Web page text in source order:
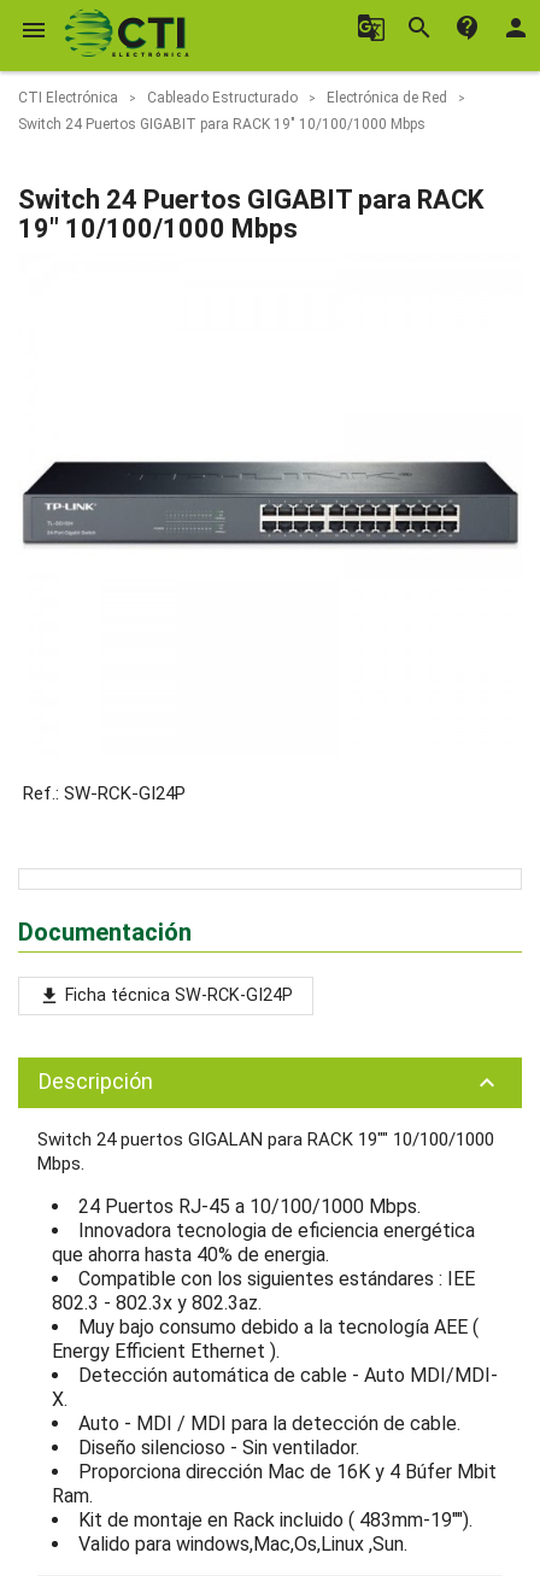
 g_translate search contact_support person
CTI Electrónica Cableado Estructurado
Electrónica de Red
Switch 24 Puertos GIGABIT para RACK 19" 10/100/1000 Mbps
Switch 24 Puertos GIGABIT para RACK
19" 10/100/1000 Mbps
Ref.: SW-RCK-GI24P
Documentación
file_download Ficha técnica SW-RCK-GI24P
Descripción keyboard_arrow_up
Switch 24 puertos GIGALAN para RACK 19"" 10/100/1000
Mbps.
24 Puertos RJ-45 a 10/100/1000 Mbps.
Innovadora tecnologia de eficiencia energética
que ahorra hasta 40% de energia.
Compatible con los siguientes estándares : IEE
802.3 - 802.3x y 802.3az.
Muy bajo consumo debido a la tecnología AEE (
Energy Efficient Ethernet ).
Detección automática de cable - Auto MDI/MDI-
X.
Auto - MDI / MDI para la detección de cable.
Diseño silencioso - Sin ventilador.
Proporciona dirección Mac de 16K y 4 Búfer Mbit
Ram.
Kit de montaje en Rack incluido ( 483mm-19"").
Valido para windows,Mac,Os,Linux ,Sun.